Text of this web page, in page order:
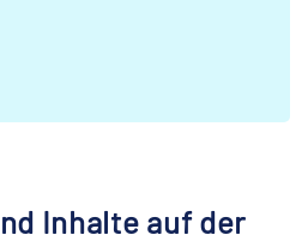
Inhalte auf der